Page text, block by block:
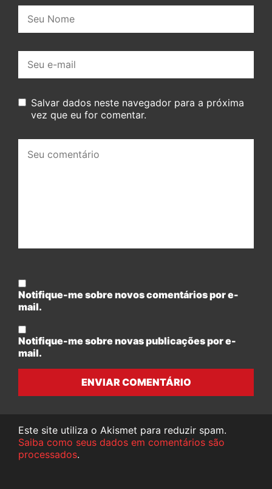
mail:
Salvar dados neste navegador para a próxima
vez que eu for comentar.
comentário:
Notifique-me sobre novos comentários por e-
mail.
Notifique-me sobre novas publicações por e-
mail.
ENVIAR COMENTÁRIO
Este site utiliza o Akismet para reduzir spam.
Saiba como seus dados em comentários são
processados.